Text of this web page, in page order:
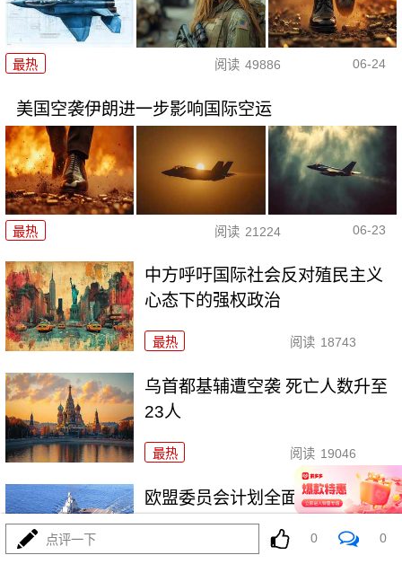
最热 阅读 49886 06-24
美国空袭伊朗进一步影响国际空运
最热 阅读 21224 06-23
中方呼吁国际社会反对殖民主义
心态下的强权政治
最热 阅读 18743
乌首都基辅遭空袭 死亡人数升至
23人
最热 阅读 19046
欧盟委员会计划全面禁止进口俄
石油天然气
点评一下 0 0